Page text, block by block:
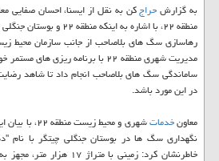
به گزارشحراجكن به نقل از ایسنا، احسان صفایی
منطقه ۲۲، با اشاره به
رهاسازی سگ های بلاصاحب از جانب سازمان محیط
مدیریت شهری منطقه ۲۲ با برنامه
ساماندگی سگ های بلاصاحب انجام داد تا شاهد
در این مورد باشد.
معاونخدمات
شهری و محیط
نگهداری سگ ها در بوستان جنگلی چیتگر با نام
خاطرنشان كرد: زمینی با